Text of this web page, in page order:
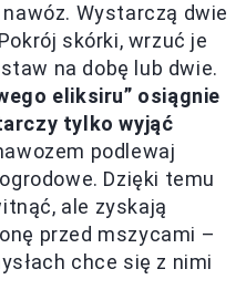
Wystarczą dwie
skórki, wrzuć je
na dobę lub dwie.
eliksiru” osiągnie
tylko wyjąć
podlewaj
Dzięki temu
ale zyskają
przed mszycami –
chce się z nimi